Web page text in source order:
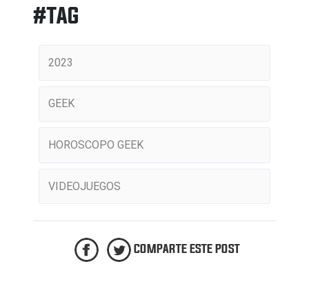
#TAG
2023
GEEK
HOROSCOPO GEEK
VIDEOJUEGOS
COMPARTE ESTE POST